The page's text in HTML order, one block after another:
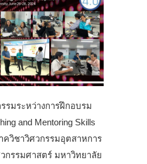
รมระหว่างการฝึกอบรม
and Mentoring Skills
ควิชาวิศวกรรมอุตสาหการ
กรรมศาสตร์ มหาวิทยาลัย